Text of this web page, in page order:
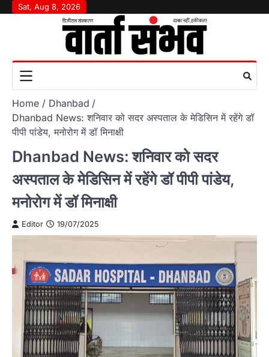
SkipSat, Aug 8, 2026
Home
Dhanbad
Dhanbad News: शनिवार को सदर अस्पताल के मेडिसिन में रहेंगे डॉ
पीपी पांडेय, मनोरोग में डॉ मिनाक्षी
Dhanbad News: शनिवार को सदर
अस्पताल के मेडिसिन में रहेंगे डॉ पीपी पांडेय,
मनोरोग में डॉ मिनाक्षी
Editor 19/07/2025